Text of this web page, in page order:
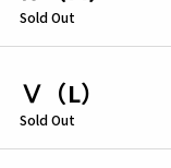
Sold Out
Ⅴ（L）
Sold Out